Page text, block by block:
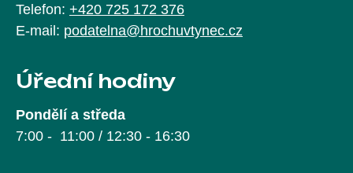
Telefon: +420 725 172 376
E-mail: podatelna@hrochuvtynec.cz
Úřední hodiny
Pondělí a středa
7:00 - 11:00 / 12:30 - 16:30